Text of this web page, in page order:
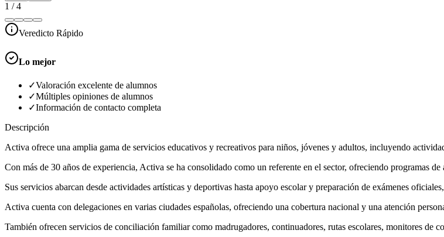
1 /4
Veredicto Rápido
Lo mejor
✓Valoración excelente de alumnos
✓Múltiples opiniones de alumnos
✓Información de contacto completa
Descripción
Activa ofrece una amplia gama de servicios educativos y recreativos para niños, jóvenes y adultos, incluyendo
Con más de 30 años de experiencia, Activa se ha consolidado como un referente en el sector, ofreciendo programas
Sus servicios abarcan desde actividades artísticas y deportivas hasta apoyo escolar y preparación de exámenes
Activa cuenta con delegaciones en varias ciudades españolas, ofreciendo una cobertura nacional y una atención
También ofrecen servicios de conciliación familiar como madrugadores, continuadores, rutas escolares, monitores de